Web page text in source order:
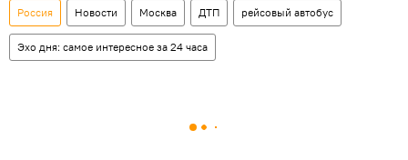
Россия Новости Москва ДТП рейсовый автобус
Эхо дня: самое интересное за 24 часа